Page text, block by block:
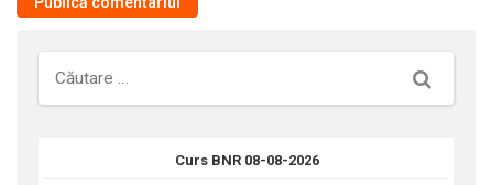
Căutare
Curs BNR 08-08-2026